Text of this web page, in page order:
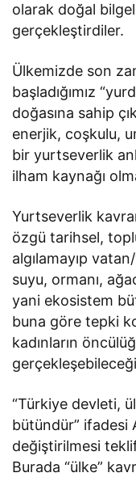
olarak doğal
gerçekleştirdiler.
Ülkemizde son
başladığımız
doğasına sahip
enerjik, coşkulu,
bir yurtseverlik
ilham kaynağı
Yurtseverlik
özgü tarihsel,
algılamayıp
suyu, ormanı,
yani ekosistem
buna göre tepki
kadınların
“Türkiye devleti,
bütündür” ifadesi
değiştirilmesi
Burada “ülke”